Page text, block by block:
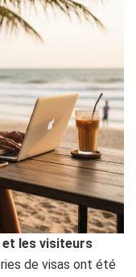
les visiteurs
de visas ont été